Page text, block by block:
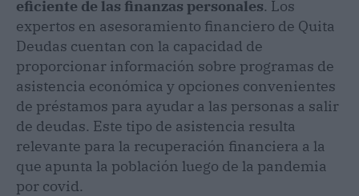
eficiente de las finanzas personales. Los
expertos en asesoramiento financiero de Quita
Deudas cuentan con la capacidad de
proporcionar información sobre programas de
asistencia económica y opciones convenientes
de préstamos para ayudar a las personas a salir
de deudas. Este tipo de asistencia resulta
relevante para la recuperación financiera a la
que apunta la población luego de la pandemia
por covid.